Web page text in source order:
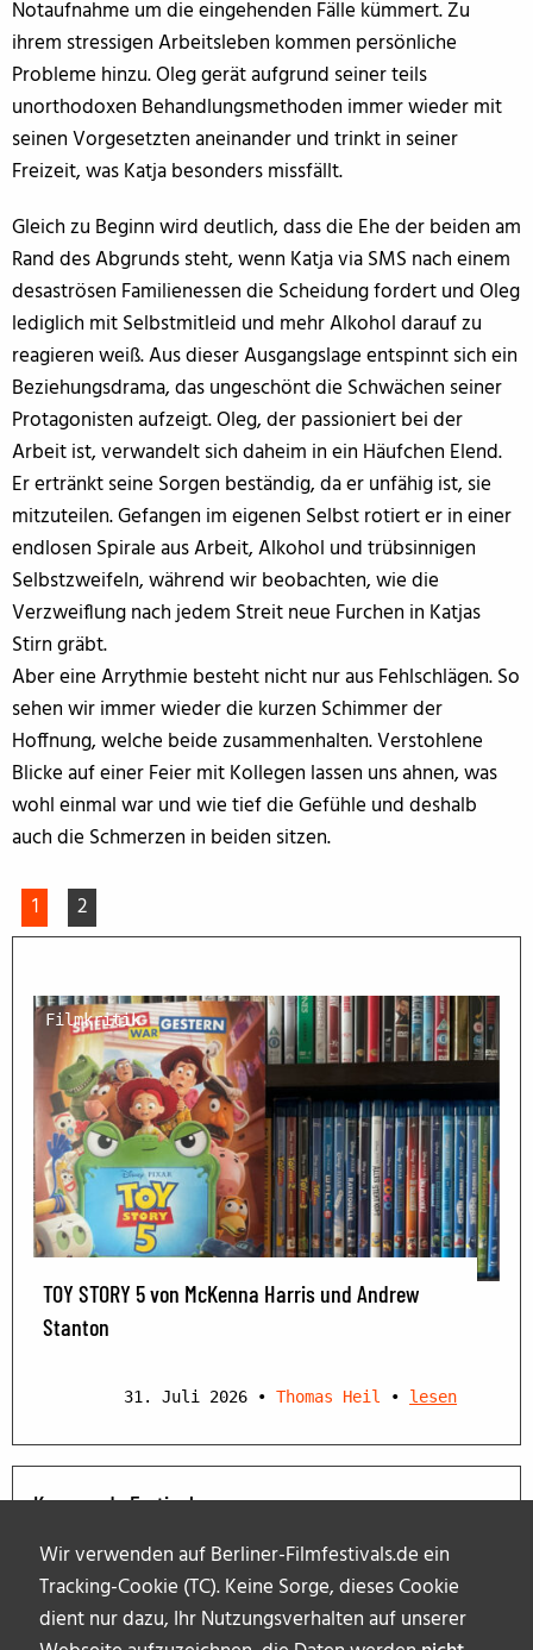
Wir verwenden auf Berliner-Filmfestivals.de ein
Tracking-Cookie (TC). Keine Sorge, dieses Cookie
dient nur dazu, Ihr Nutzungsverhalten auf unserer
Notaufnahme um die eingehenden Fälle kümmert. Zu
ihrem stressigen Arbeitsleben kommen persönliche
Probleme hinzu. Oleg gerät aufgrund seiner teils
unorthodoxen Behandlungsmethoden immer wieder mit
seinen Vorgesetzten aneinander und trinkt in seiner
Freizeit, was Katja besonders missfällt.
Gleich zu Beginn wird deutlich, dass die Ehe der beiden am
Rand des Abgrunds steht, wenn Katja via SMS nach einem
desaströsen Familienessen die Scheidung fordert und Oleg
lediglich mit Selbstmitleid und mehr Alkohol darauf zu
reagieren weiß. Aus dieser Ausgangslage entspinnt sich ein
Beziehungsdrama, das ungeschönt die Schwächen seiner
Protagonisten aufzeigt. Oleg, der passioniert bei der
Arbeit ist, verwandelt sich daheim in ein Häufchen Elend.
Er ertränkt seine Sorgen beständig, da er unfähig ist, sie
mitzuteilen. Gefangen im eigenen Selbst rotiert er in einer
endlosen Spirale aus Arbeit, Alkohol und trübsinnigen
Selbstzweifeln, während wir beobachten, wie die
Verzweiflung nach jedem Streit neue Furchen in Katjas
Stirn gräbt.
Aber eine Arrythmie besteht nicht nur aus Fehlschlägen. So
sehen wir immer wieder die kurzen Schimmer der
Hoffnung, welche beide zusammenhalten. Verstohlene
Blicke auf einer Feier mit Kollegen lassen uns ahnen, was
wohl einmal war und wie tief die Gefühle und deshalb
auch die Schmerzen in beiden sitzen.
1 2
Filmkritik
TOY STORY 5 von McKenna Harris und Andrew
Stanton
31. Juli 2026 • Thomas Heil • lesen
Kommende Festivals